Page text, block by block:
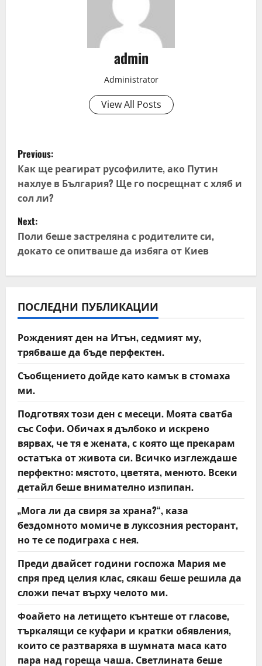
admin
Administrator
View All Posts
P
o
s
t
n
a
v
i
g
a
t
i
o
n
Previous:
Как ще реагират русофилите, ако Путин
нахлуе в България? Ще го посрещнат с хляб и
сол ли?
Next:
Поли беше застреляна с родителите си,
докато се опитваше да избяга от Киев
ПОСЛЕДНИ ПУБЛИКАЦИИ
Рожденият ден на Итън, седмият му,
трябваше да бъде перфектен.
Съобщението дойде като камък в стомаха
ми.
Подготвях този ден с месеци. Моята сватба
със Софи. Обичах я дълбоко и искрено
вярвах, че тя е жената, с която ще прекарам
остатъка от живота си. Всичко изглеждаше
перфектно: мястото, цветята, менюто. Всеки
детайл беше внимателно изпипан.
„Мога ли да свиря за храна?“, каза
бездомното момиче в луксозния ресторант,
но те се подиграха с нея.
Преди двайсет години госпожа Мария ме
спря пред целия клас, сякаш беше решила да
сложи печат върху челото ми.
Фоайето на летището кънтеше от гласове,
търкалящи се куфари и кратки обявления,
които се разтваряха в шумната маса като
пара над гореща чаша. Светлината беше